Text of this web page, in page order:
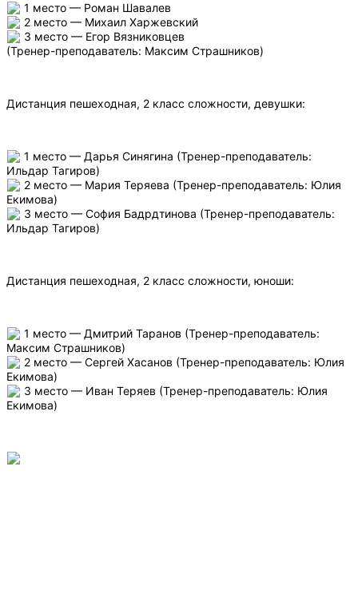
1 место — Роман Шавалев
2 место — Михаил Харжевский
3 место — Егор Вязниковцев
(Тренер-преподаватель: Максим Страшников)
Дистанция пешеходная, 2 класс сложности, девушки:
1 место — Дарья Синягина (Тренер-преподаватель:
Ильдар Тагиров)
2 место — Мария Теряева (Тренер-преподаватель: Юлия
Екимова)
3 место — София Бадрдтинова (Тренер-преподаватель:
Ильдар Тагиров)
Дистанция пешеходная, 2 класс сложности, юноши:
1 место — Дмитрий Таранов (Тренер-преподаватель:
Максим Страшников)
2 место — Сергей Хасанов (Тренер-преподаватель: Юлия
Екимова)
3 место — Иван Теряев (Тренер-преподаватель: Юлия
Екимова)